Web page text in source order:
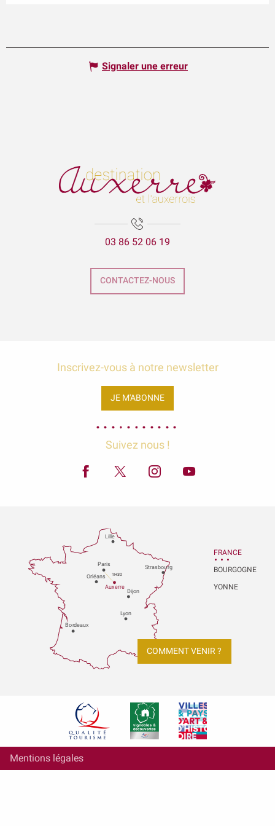
Signaler une erreur
03 86 52 06 19
CONTACTEZ-NOUS
Inscrivez-vous à notre newsletter
JE M'ABONNE
Suivez nous !
Paris
Dijon
Orléans
Bordeaux
Lyon
Auxerre
Strasbourg
Lille
1H30
FRANCE
BOURGOGNE
YONNE
COMMENT VENIR ?
Mentions légales